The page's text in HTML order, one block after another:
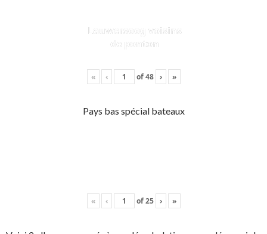
Lauwersoog voisins
de ponton
« ‹ of48 › »
Pays bas spécial bateaux
« ‹ of25 › »